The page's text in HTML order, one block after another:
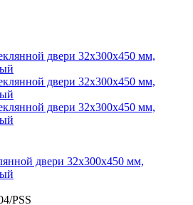
двери 32x300х450 мм,
PSS